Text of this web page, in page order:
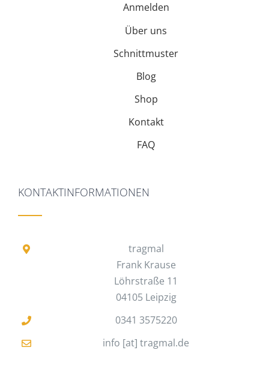
Anmelden
Über uns
Schnittmuster
Blog
Shop
Kontakt
FAQ
KONTAKTINFORMATIONEN
tragmal
Frank Krause
Löhrstraße 11
04105 Leipzig
0341 3575220
info [at] tragmal.de